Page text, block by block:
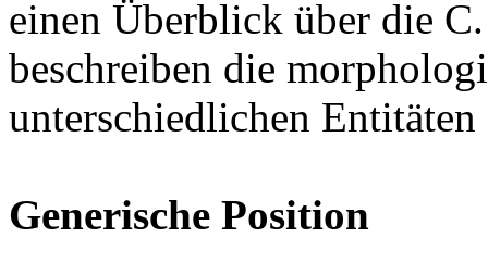
einen Überblick über die
beschreiben die
unterschiedlichen Entitäten
Generische Position